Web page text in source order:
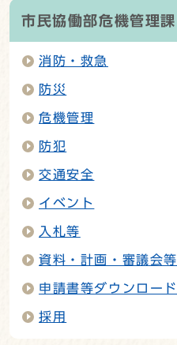
市民協働部危機管理課
消防・救急
防災
危機管理
防犯
交通安全
イベント
入札等
資料・計画・審議会等
申請書等ダウンロード
採用